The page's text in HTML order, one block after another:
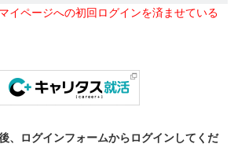
イページへの初回ログインを済ませている
、ログインフォームからログインしてくだ